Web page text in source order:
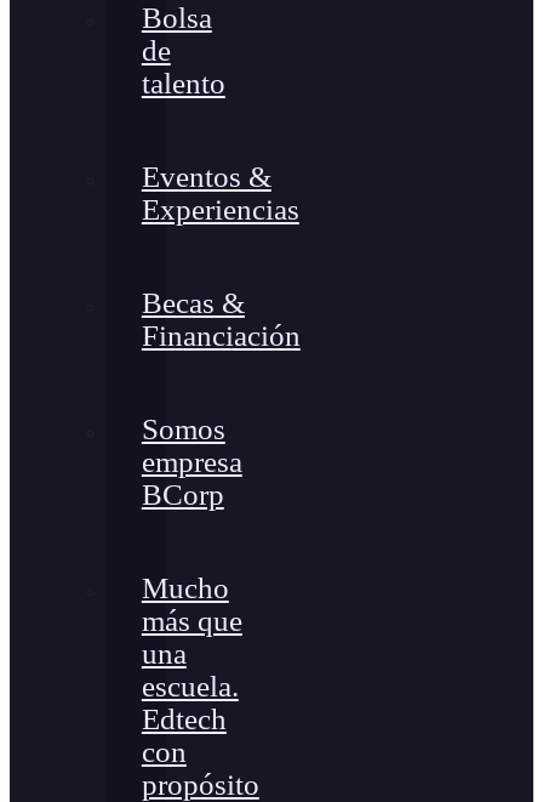
Bolsa
de
talento
Eventos &
Experiencias
Becas &
Financiación
Somos
empresa
BCorp
Mucho
más que
una
escuela.
Edtech
con
propósito